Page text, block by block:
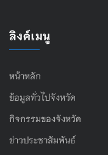
ลิงค์เมนู
หน้าหลัก
ข้อมูลทั่วไปจังหวัด
กิจกรรมของจังหวัด
ข่าวประชาสัมพันธ์